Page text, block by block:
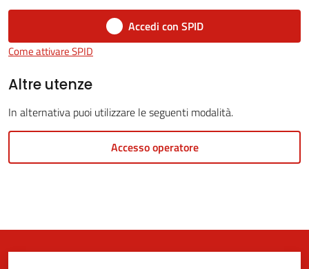
on-
gli
Accedi con SPID
Come attivare SPID
Altre utenze
In alternativa puoi utilizzare le seguenti modalità.
Accesso operatore